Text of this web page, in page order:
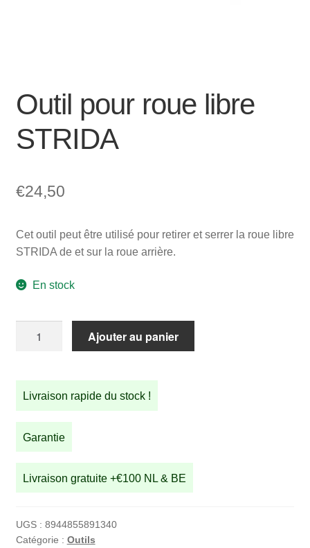
Outil pour roue libre
STRIDA
€24,50
Cet outil peut être utilisé pour retirer et serrer la roue libre
STRIDA de et sur la roue arrière.
En stock
pour
roue
STRIDA
Ajouter au panier
Livraison rapide du stock !
Garantie
Livraison gratuite +€100 NL & BE
UGS : 8944855891340
Catégorie : Outils